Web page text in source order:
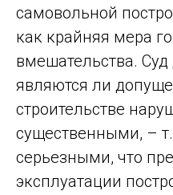
самовольной
как крайняя мера
вмешательства.
являются ли
строительстве
существенными, –
серьезными, что
эксплуатации